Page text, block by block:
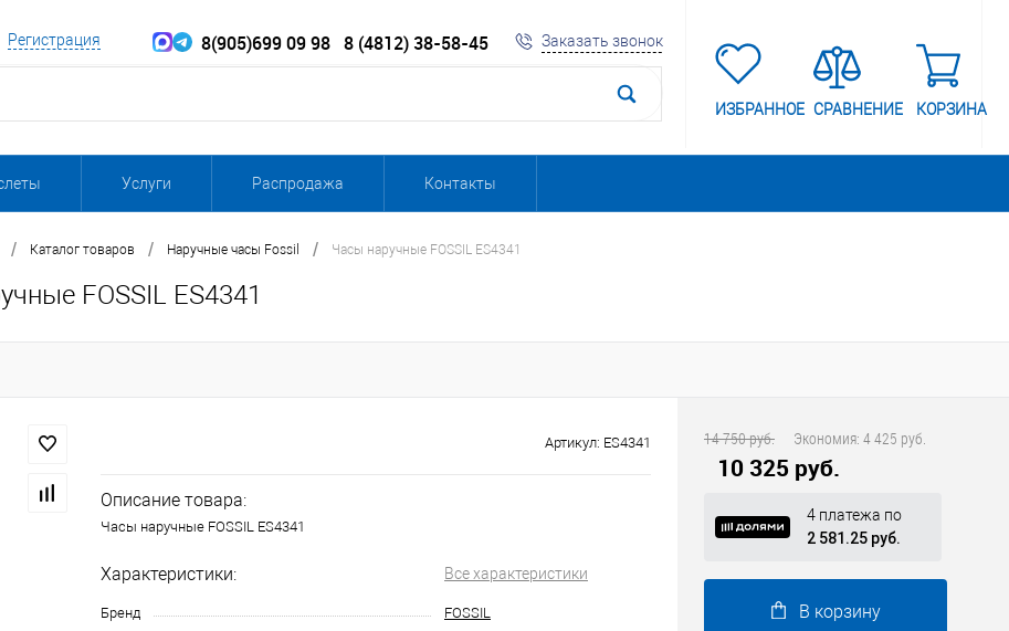
Регистрация 8(905)699 09 98 8 (4812) 38-58-45 Заказать звонок
ИЗБРАННОЕ СРАВНЕНИЕ КОРЗИНА
Услуги Распродажа Контакты
/ Каталог товаров / Наручные часы Fossil / Часы наручные FOSSIL ES4341
FOSSIL ES4341
Артикул: ES4341
Описание товара:
Часы наручные FOSSIL ES4341
Характеристики: Все характеристики
Бренд
FOSSIL
14 750 руб. Экономия: 4 425 руб.
10 325 руб.
4 платежа по
2 581.25 руб.
В корзину